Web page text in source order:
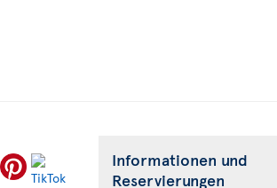
Informationen und
Reservierungen